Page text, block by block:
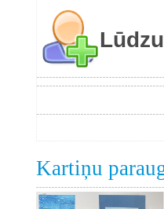
Kartiņu